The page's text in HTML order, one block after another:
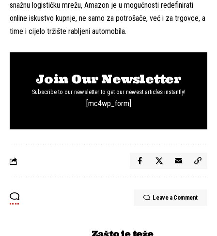
snažnu logističku mrežu, Amazon je u mogućnosti redefinirati
online iskustvo kupnje, ne samo za potrošače, već i za trgovce, a
time i cijelo tržište rabljeni automobila.
Join Our Newsletter
Subscribe to our newsletter to get our newest articles instantly!
[mc4wp_form]
Leave a Comment